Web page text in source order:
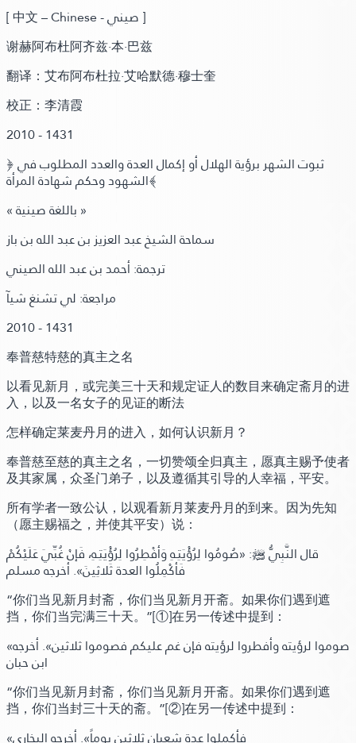
] 中文 – Chinese -صيني ]
谢赫阿布杜阿齐兹·本·巴兹
翻译： 艾布阿布杜拉·艾哈默德·穆士奎
校正： 李清霞
2010 - 1431
﴿ ثبوت الشهر برؤية الهلال أو إكمال العدة والعدد المطلوب في
الشهود وحكم شهادة المرأة﴾
« باللغة صينية »
سماحة الشيخ عبد العزيز بن عبد الله بن باز
ترجمة: أحمد بن عبد الله الصيني
مراجعة: لي تشنغ شيآ
2010 - 1431
奉普慈特慈的真主之名
以看见新月，或完美三十天和规定证人的数目来确定斋月的进
入，以及一名女子的见证的断法
怎样确定莱麦丹月的进入，如何认识新月？
奉普慈至慈的真主之名，一切赞颂全归真主，愿真主赐予使者
及其家属，众圣门弟子，以及遵循其引导的人幸福，平安。
所有学者一致公认，以观看新月莱麦丹月的到来。因为先知
（愿主赐福之，并使其平安）说：
قال النَّبِيُّ ﷺ: «صُومُوا لِرُؤْيَتِـهِ وَأفْطِرُوا لِرُؤْيَتِـهِ، فَإنْ غُبِّيَ عَلَيْكُمْ
فَأكْمِلُوا العدة ثَلاثِينَ». أخرجه مسلم
“你们当见新月封斋，你们当见新月开斋。如果你们遇到遮
挡，你们当完满三十天。”[①]在另一传述中提到：
«صوموا لرؤيته وأفطروا لرؤيته فإن غم عليكم فصوموا ثلاثين». أخرجه
ابن حبان
“你们当见新月封斋，你们当见新月开斋。如果你们遇到遮
挡，你们当封三十天的斋。”[②]在另一传述中提到：
«فأكملوا عدة شعبان ثلاثين يوماً». أخرجه البخاري